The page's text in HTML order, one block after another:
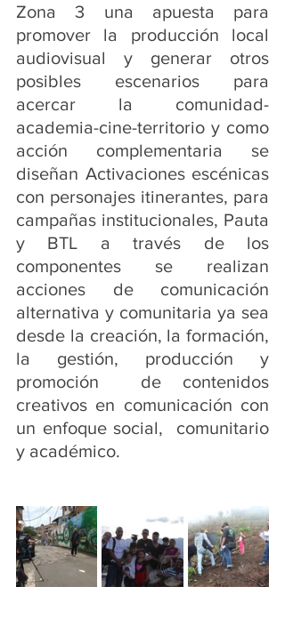
Zona 3 una apuesta para
promover la producción local
audiovisual y generar otros
posibles escenarios para
acercar la comunidad-
academia-cine-territorio y como
acción complementaria se
diseñan Activaciones escénicas
con personajes itinerantes, para
campañas institucionales, Pauta
y BTL a través de los
componentes se realizan
acciones de comunicación
alternativa y comunitaria ya sea
desde la creación, la formación,
la gestión, producción y
promoción  de contenidos
creativos en comunicación con
un enfoque social,  comunitario
y académico.